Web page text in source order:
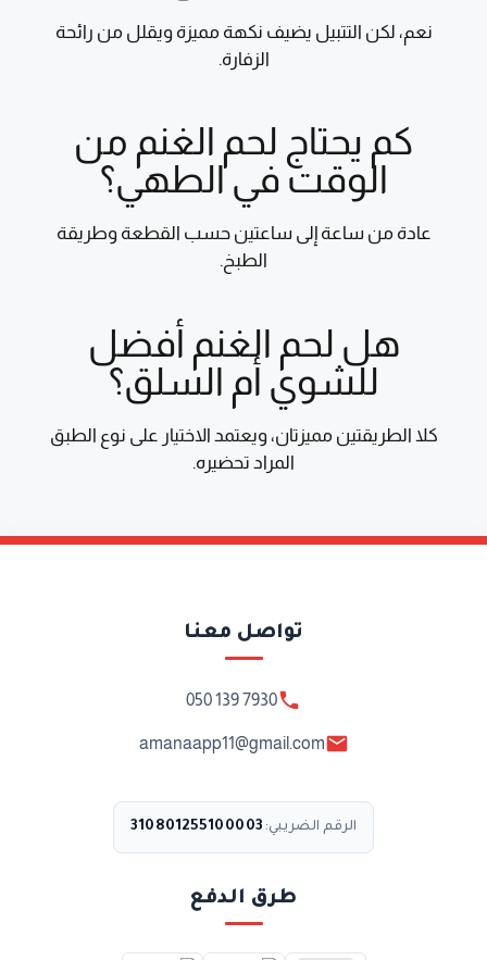
نعم، لكن التتبيل يضيف نكهة مميزة ويقلل من رائحة
الزفارة.
كم يحتاج لحم الغنم من
الوقت في الطهي؟
عادة من ساعة إلى ساعتين حسب القطعة وطريقة
الطبخ.
هل لحم الغنم أفضل
للشوي أم السلق؟
كلا الطريقتين مميزتان، ويعتمد الاختيار على نوع الطبق
المراد تحضيره.
تواصل معنا
050 139 7930
amanaapp11@gmail.com
الرقم الضريبي: 310801255100003
طرق الدفع